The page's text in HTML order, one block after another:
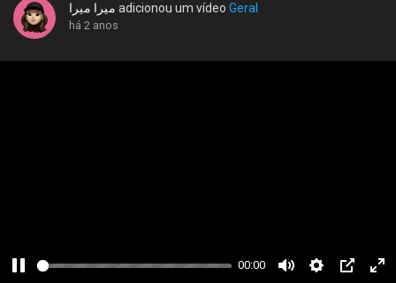
Listar Categorias
ميرا ميرا adicionou um vídeo Geral
há 2 anos
00:00